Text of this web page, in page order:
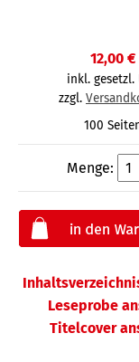
12,00 €
inkl. gesetzl.
zzgl.
100
Menge:
Leseprobe
Titelcover